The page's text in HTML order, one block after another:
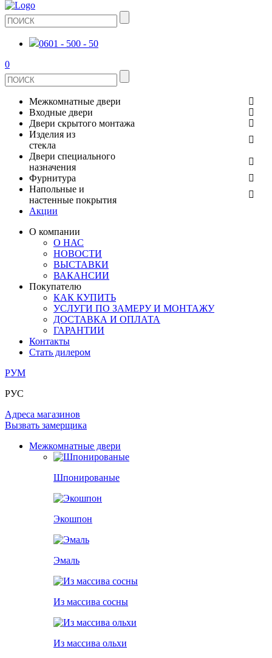
0601 - 500 - 50
0
Межкомнатные двери
ШПОНИРОВАНЫЕ
ЭКОШПОН
ЭМАЛЬ
ИЗ МАССИВА СОСНЫ
ИЗ МАССИВА ОЛЬХИ
РАСПРОДАЖА ОСТАТКОВ
ВСЕ ДВЕРИ
Входные двери
МЕТАЛЛИЧЕСКИЕ ДВЕРИ
В КВАРТИРУ
ДЛЯ ДОМА
Двери скрытого монтажа
СТЕКЛЯННЫЕ
ЗЕРКАЛЬНЫЕ
КЕРАМОГРАНИТ
ПОД ОБОИ И ПОКРАСКУ
Изделия из
стекла
ДВЕРИ
ДУШЕВЫЕ КАБИНЫ И ПЕРЕГОРОДКИ
РАЗДВИЖНЫЕ ПЕРЕГОРОДКИ
Двери специального
назначения
ПРОТИВОПОЖАРНЫЕ
Фурнитура
ДВЕРНЫЕ РУЧКИ
КОМПЛЕКТУЮЩИЕ
ОГРАНИЧИТЕЛИ
ПЕТЛИ
РАЗДВИЖНАЯ СИСТЕМА
Напольные и
настенные покрытия
СТЕНОВЫЕ ПАНЕЛИ
Акции
О компании
О НАС
НОВОСТИ
ВЫСТАВКИ
ВАКАНСИИ
Покупателю
КАК КУПИТЬ
УСЛУГИ ПО ЗАМЕРУ И МОНТАЖУ
ДОСТАВКА И ОПЛАТА
ГАРАНТИИ
Контакты
Стать дилером
РУМ
РУС
Адреса магазинов
Вызвать замерщика
Межкомнатные двери
Шпонированые
Экошпон
Эмаль
Из массива сосны
Из массива ольхи